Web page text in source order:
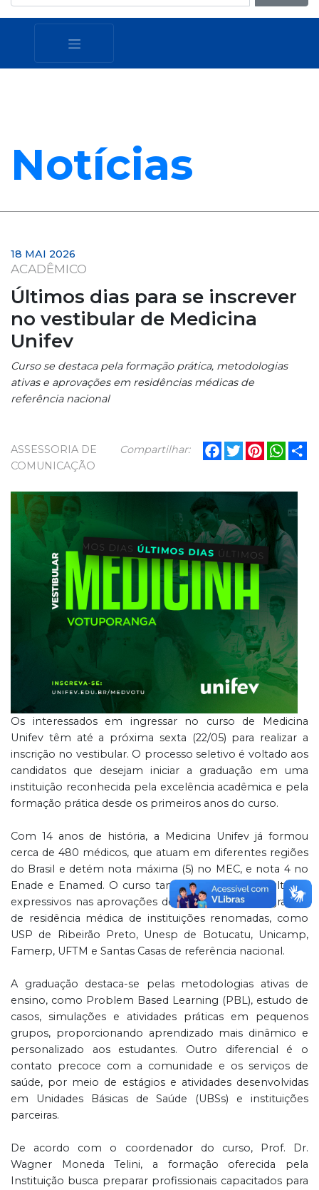
Notícias
18 MAI 2026
ACADÊMICO
Últimos dias para se inscrever
no vestibular de Medicina
Unifev
Curso se destaca pela formação prática, metodologias
ativas e aprovações em residências médicas de
referência nacional
Compartilhar: Facebook
TwitterPinterest
ASSESSORIA DE
COMUNICAÇÃO
Os interessados em ingressar no curso de Medicina
Unifev têm até a próxima sexta (22/05) para realizar a
inscrição no vestibular. O processo seletivo é voltado aos
candidatos que desejam iniciar a graduação em uma
instituição reconhecida pela excelência acadêmica e pela
formação prática desde os primeiros anos do curso.
Com 14 anos de história, a Medicina Unifev já formou
cerca de 480 médicos, que atuam em diferentes regiões
do Brasil e detém nota máxima (5) no MEC, e nota 4 no
Enade e Enamed. O curso também acumula resultados
expressivos nas aprovações de egressos em programas
de residência médica de instituições renomadas, como
USP de Ribeirão Preto, Unesp de Botucatu, Unicamp,
Famerp, UFTM e Santas Casas de referência nacional.
A graduação destaca-se pelas metodologias ativas de
ensino, como Problem Based Learning (PBL), estudo de
casos, simulações e atividades práticas em pequenos
grupos, proporcionando aprendizado mais dinâmico e
personalizado aos estudantes. Outro diferencial é o
contato precoce com a comunidade e os serviços de
saúde, por meio de estágios e atividades desenvolvidas
em Unidades Básicas de Saúde (UBSs) e instituições
parceiras.
De acordo com o coordenador do curso, Prof. Dr.
Wagner Moneda Telini, a formação oferecida pela
Instituição busca preparar profissionais capacitados para